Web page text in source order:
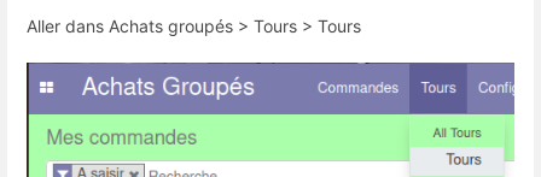
Aller dans Achats groupés > Tours > Tours